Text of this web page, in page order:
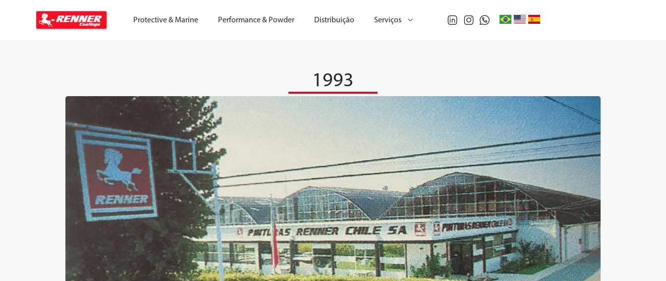
Protective & Marine Performance & Powder Distribuição Serviços
1993